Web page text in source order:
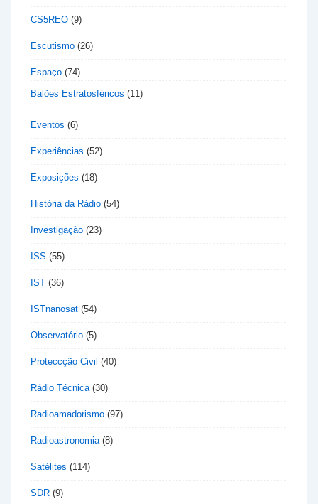
CS5REO (9)
Escutismo (26)
Espaço (74)
Balões Estratosféricos (11)
Eventos (6)
Experiências (52)
Exposições (18)
História da Rádio (54)
Investigação (23)
ISS (55)
IST (36)
ISTnanosat (54)
Observatório (5)
Proteccção Civil (40)
Rádio Técnica(30)
Radioamadorismo (97)
Radioastronomia(8)
Satélites (114)
SDR (9)